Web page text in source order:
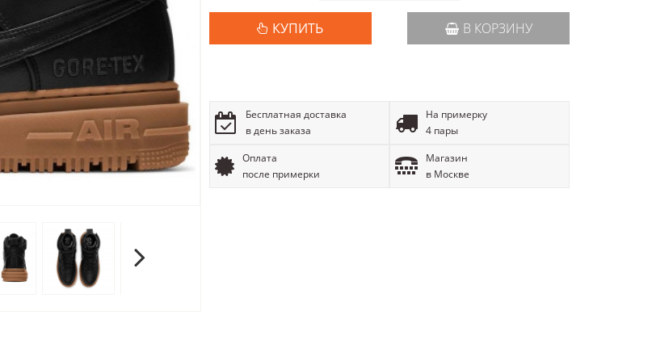
КУПИТЬ В КОРЗИНУ
Бесплатная доставка
в день заказа
На примерку
4 пары
Оплата
после примерки
Магазин
в Москве